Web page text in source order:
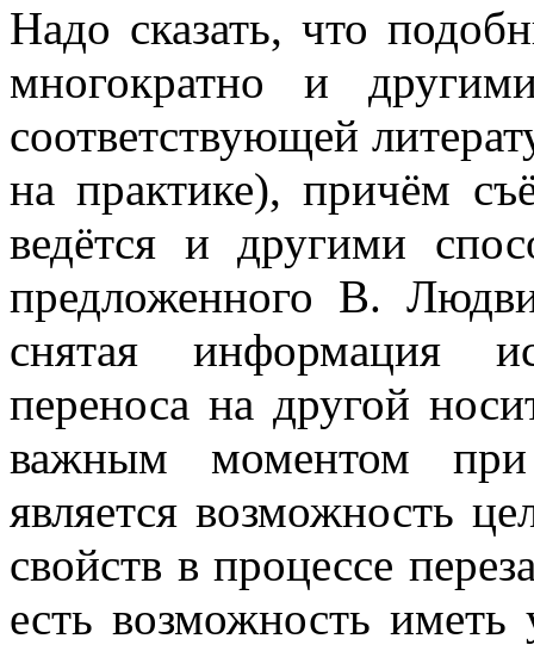
Надо сказать, что
многократно и
соответствующей
на практике), причём
ведётся и другими
предложенного В.
снятая информация
переноса на другой
важным моментом при
является возможность
свойств в процессе
есть возможность